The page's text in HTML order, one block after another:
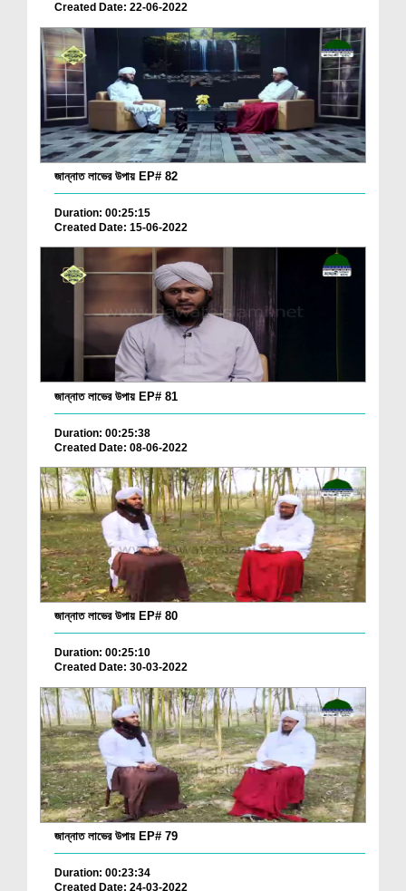
Created Date: 22-06-2022
জান্নাত লাভের উপায় EP# 82
Duration: 00:25:15
Created Date: 15-06-2022
জান্নাত লাভের উপায় EP# 81
Duration: 00:25:38
Created Date: 08-06-2022
জান্নাত লাভের উপায় EP# 80
Duration: 00:25:10
Created Date: 30-03-2022
জান্নাত লাভের উপায় EP# 79
Duration: 00:23:34
Created Date: 24-03-2022